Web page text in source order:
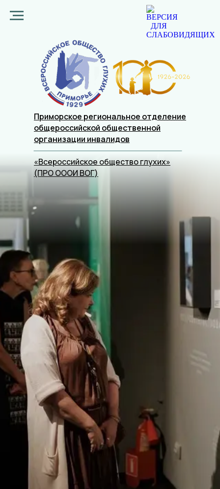
Приморское региональное отделение
общероссийской общественной
организации инвалидов
«Всероссийское общество глухих»
(ПРО ОООИ ВОГ)